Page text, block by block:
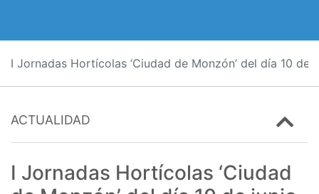
I Jornadas Hortícolas ‘Ciudad de Monzón’ del día 10 de
ACTUALIDAD
I Jornadas Hortícolas ‘Ciudad